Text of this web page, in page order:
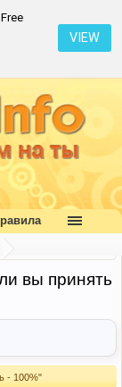
VIEW
вы принять
- 100%"